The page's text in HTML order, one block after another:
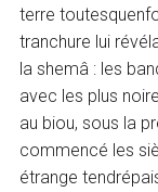
terre
tranchure lui
la shemâ : les
avec les plus
au biou, sous la
commencé les
étrange